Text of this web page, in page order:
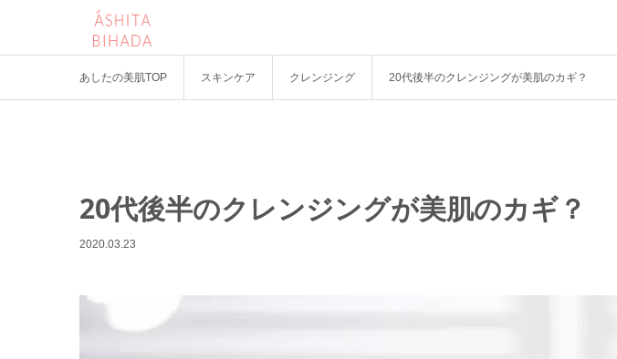
あしたの美肌TOP スキンケア クレンジング 20代後半のクレンジングが美肌のカギ？
20代後半のクレンジングが美肌のカギ？
2020.03.23